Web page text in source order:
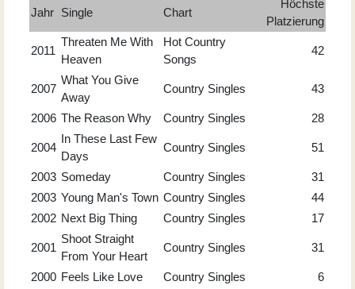
Jahr Single Chart
Höchste
Platzierung
2011
Threaten Me With
Heaven
Hot Country
Songs
42
2007
What You Give
Away
Country Singles 43
2006 The Reason Why Country Singles 28
2004
In These Last Few
Days
Country Singles 51
2003 Someday Country Singles
31
2003 Young Man's Town Country Singles
44
2002 Next Big Thing Country Singles 17
2001
Shoot Straight
From Your Heart
Country Singles 31
2000 Feels Like Love Country Singles 6